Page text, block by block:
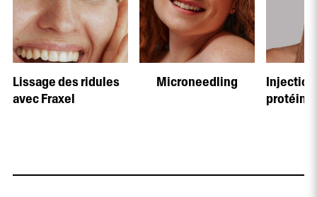
Lissage des ridules
avec Fraxel
Microneedling
protéine